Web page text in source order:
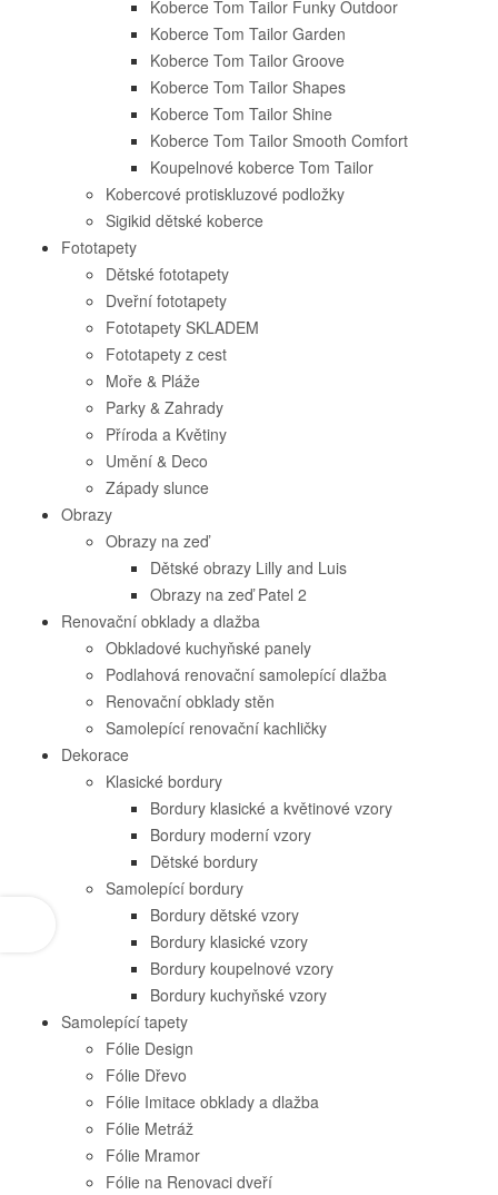
Koberce Tom Tailor Funky Outdoor
Koberce Tom Tailor Garden
Koberce Tom Tailor Groove
Koberce Tom Tailor Shapes
Koberce Tom Tailor Shine
Koberce Tom Tailor Smooth Comfort
Koupelnové koberce Tom Tailor
Kobercové protiskluzové podložky
Sigikid dětské koberce
Fototapety
Dětské fototapety
Dveřní fototapety
Fototapety SKLADEM
Fototapety z cest
Moře & Pláže
Parky & Zahrady
Příroda a Květiny
Umění & Deco
Západy slunce
Obrazy
Obrazy na zeď
Dětské obrazy Lilly and Luis
Obrazy na zeď Patel 2
Renovační obklady a dlažba
Obkladové kuchyňské panely
Podlahová renovační samolepící dlažba
Renovační obklady stěn
Samolepící renovační kachličky
Dekorace
Klasické bordury
Bordury klasické a květinové vzory
Bordury moderní vzory
Dětské bordury
Samolepící bordury
Bordury dětské vzory
Bordury klasické vzory
Bordury koupelnové vzory
Bordury kuchyňské vzory
Samolepící tapety
Fólie Design
Fólie Dřevo
Fólie Imitace obklady a dlažba
Fólie Metráž
Fólie Mramor
Fólie na Renovaci dveří